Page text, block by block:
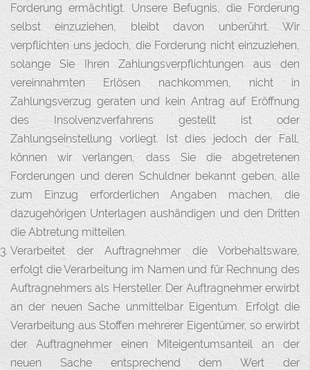
Forderung ermächtigt. Unsere Befugnis, die Forderung
selbst einzuziehen, bleibt davon unberührt. Wir
verpflichten uns jedoch, die Forderung nicht einzuziehen,
solange Sie Ihren Zahlungsverpflichtungen aus den
vereinnahmten Erlösen nachkommen, nicht in
Zahlungsverzug geraten und kein Antrag auf Eröffnung
des Insolvenzverfahrens gestellt ist oder
Zahlungseinstellung vorliegt. Ist dies jedoch der Fall,
können wir verlangen, dass Sie die abgetretenen
Forderungen und deren Schuldner bekannt geben, alle
zum Einzug erforderlichen Angaben machen, die
dazugehörigen Unterlagen aushändigen und den Dritten
die Abtretung mitteilen.
Verarbeitet der Auftragnehmer die Vorbehaltsware,
erfolgt die Verarbeitung im Namen und für Rechnung des
Auftragnehmers als Hersteller. Der Auftragnehmer erwirbt
an der neuen Sache unmittelbar Eigentum. Erfolgt die
Verarbeitung aus Stoffen mehrerer Eigentümer, so erwirbt
der Auftragnehmer einen Miteigentumsanteil an der
neuen Sache entsprechend dem Wert der